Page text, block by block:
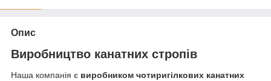
Опис
Виробництво канатних стропів
Наша компанія є виробником чотиригілкових канатних